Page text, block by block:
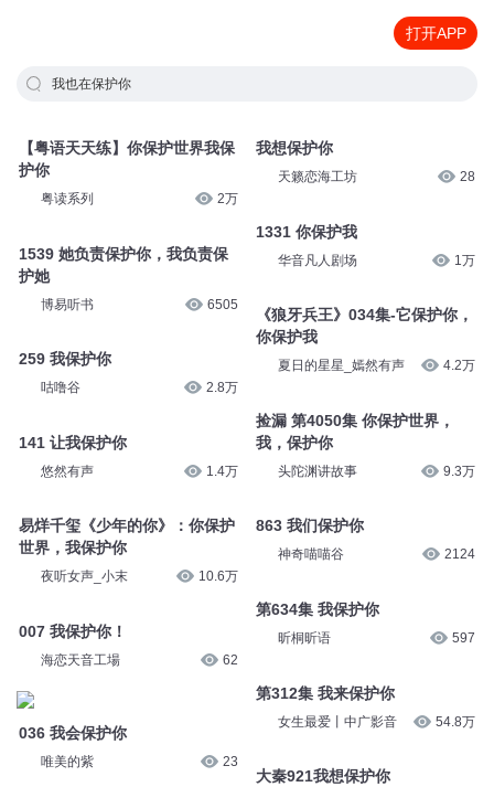
打开APP
我也在保护你
【粤语天天练】你保护世界我保
护你
粤读系列 2万
1539 她负责保护你，我负责保
护她
博易听书 6505
259 我保护你
咕噜谷 2.8万
141 让我保护你
悠然有声 1.4万
易烊千玺《少年的你》：你保护
世界，我保护你
夜听女声_小末 10.6万
007 我保护你！
海恋天音工場 62
036 我会保护你
唯美的紫 23
我想保护你
天籁恋海工坊 28
1331 你保护我
华音凡人剧场 1万
《狼牙兵王》034集-它保护你，
你保护我
夏日的星星_嫣然有声 4.2万
捡漏 第4050集 你保护世界，
我，保护你
头陀渊讲故事 9.3万
863 我们保护你
神奇喵喵谷 2124
第634集 我保护你
昕桐昕语 597
第312集 我来保护你
女生最爱丨中广影音 54.8万
大秦921我想保护你